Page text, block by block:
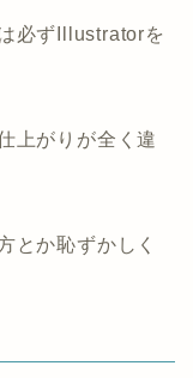
必ずIllustratorを
上がりが全く違
とか恥ずかしく